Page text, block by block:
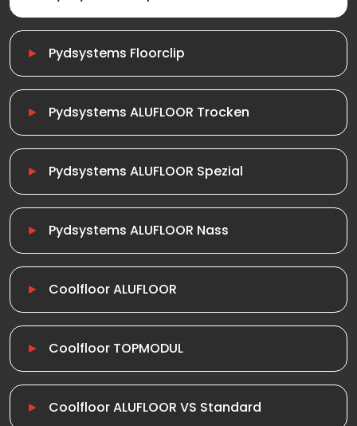
Pydsystems Floorclip
Pydsystems ALUFLOOR Trocken
Pydsystems ALUFLOOR Spezial
Pydsystems ALUFLOOR Nass
Coolfloor ALUFLOOR
Coolfloor TOPMODUL
Coolfloor ALUFLOOR VS Standard